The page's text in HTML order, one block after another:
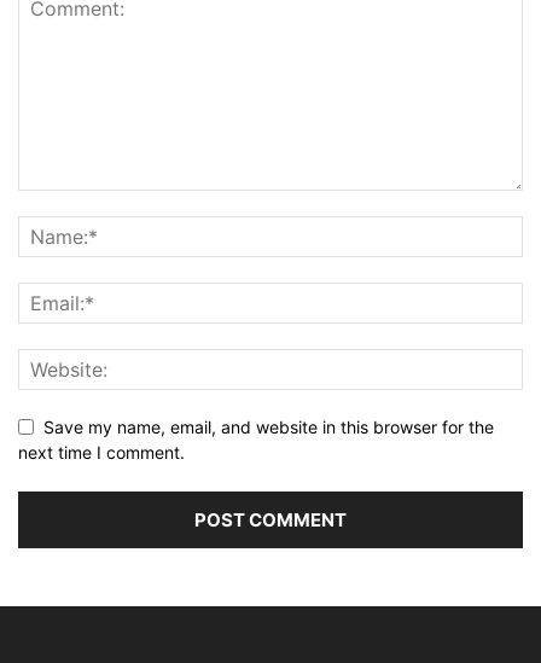
Save my name, email, and website in this browser for the
next time I comment.